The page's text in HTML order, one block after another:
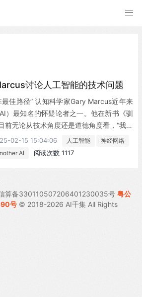
讨论人工智能的技术问题
佳路径” 认知科学家Gary Marcus近年来
）最知名的怀疑论者之一。他在新书《驯
前无论从技术角度还是道德角度看，“我们
”在与科技作家Leah Hoffmann的对话
他对AI当前局限性的看法。 神经网络的固
面表现出色，但这种‘近似’与真正的...
02-15 15:04:06 人工智能
神经网络
AI 阅读次数 1117
算备330110507206401230035号 粤公
号 © 2018-2026 AI千集 All Rights